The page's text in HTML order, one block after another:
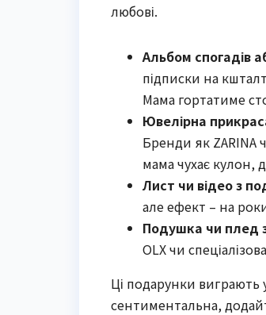
любові.
Альбом спогадів
підписки на
Мама гортатиме
Ювелірна
Бренди як ZARINA
мама чухає кулон,
Лист чи відео з
але ефект – на
Подушка чи плед
OLX чи
Ці подарунки
сентиментальна,